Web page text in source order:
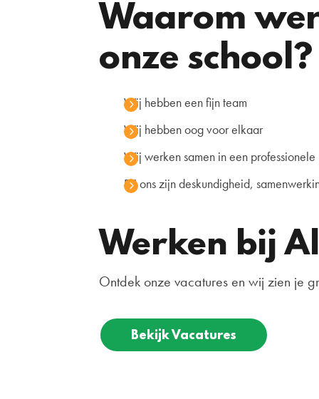
Waarom
onze school?
Wij hebben een fijn team
Wij hebben oog voor elkaar
Wij werken samen in een
Bij ons zijn deskundigheid,
Werken bij
Ontdek onze vacatures en wij zien je
Bekijk Vacatures